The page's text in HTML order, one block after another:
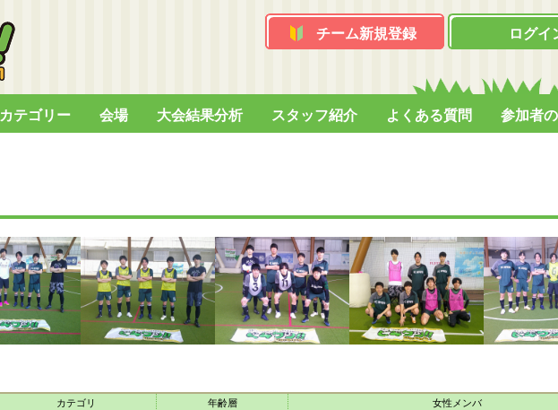
チーム新規登録 ログイ
カテゴリー 会場 大会結果分析 スタッフ紹介 よくある質問 参加者
カテゴリ 年齢層
女性メンバ